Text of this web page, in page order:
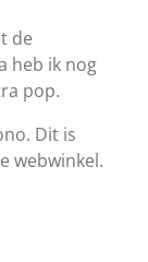
de
heb ik nog
pop.
Dit is
webwinkel.